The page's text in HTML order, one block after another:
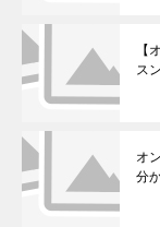
【
ス
オ
分